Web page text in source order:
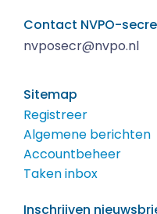
Contact NVPO-
nvposecr@nvpo.nl
Sitemap
Registreer
Algemene berichten
Accountbeheer
Taken inbox
Inschrijven